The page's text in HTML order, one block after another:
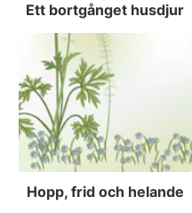
Ett bortgånget husdjur
Hopp, frid och helande